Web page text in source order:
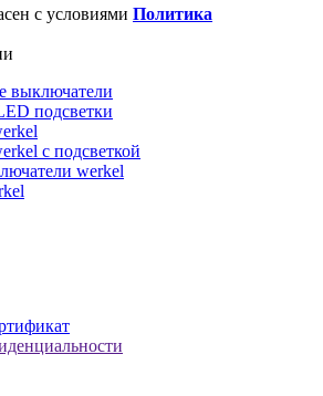
с условиями Политика
выключатели
подсветки
с подсветкой
werkel